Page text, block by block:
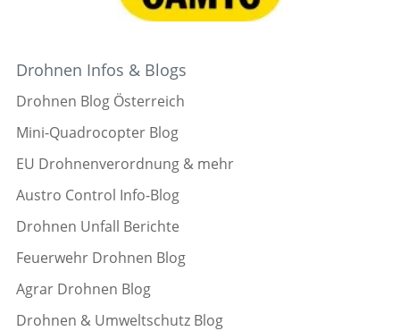
Drohnen Infos & Blogs
Drohnen Blog Österreich
Mini-Quadrocopter Blog
EU Drohnenverordnung & mehr
Austro Control Info-Blog
Drohnen Unfall Berichte
Feuerwehr Drohnen Blog
Agrar Drohnen Blog
Drohnen & Umweltschutz Blog